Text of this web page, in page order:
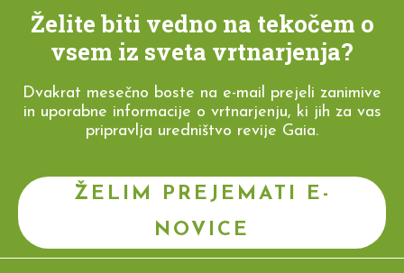
Želite biti vedno na tekočem o
vsem iz sveta vrtnarjenja?
Dvakrat mesečno boste na e-mail prejeli zanimive
in uporabne informacije o vrtnarjenju, ki jih za vas
pripravlja uredništvo revije Gaia.
ŽELIM PREJEMATI E-
NOVICE